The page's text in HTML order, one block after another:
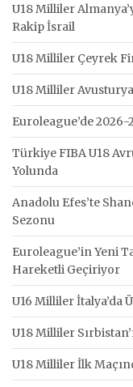
U18 Milliler
Rakip İsrail
U18 Milliler Çeyrek
U18 Milliler
Euroleague’de
Türkiye FIBA U18
Yolunda
Anadolu Efes’te
Sezonu
Euroleague’in Yeni
Hareketli Geçiriyor
U16 Milliler İtalya’da
U18 Milliler
U18 Milliler İlk